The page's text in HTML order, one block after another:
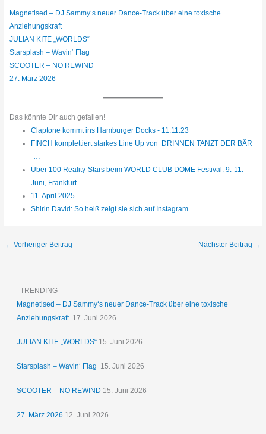
Magnetised – DJ Sammy‘s neuer Dance-Track über eine toxische
Anziehungskraft
JULIAN KITE „WORLDS“
Starsplash – Wavin‘ Flag
SCOOTER – NO REWIND
27. März 2026
Das könnte Dir auch gefallen!
Claptone kommt ins Hamburger Docks - 11.11.23
FINCH komplettiert starkes Line Up von DRINNEN TANZT DER BÄR
-…
Über 100 Reality-Stars beim WORLD CLUB DOME Festival: 9.-11.
Juni, Frankfurt
11. April 2025
Shirin David: So heiß zeigt sie sich auf Instagram
← Vorheriger Beitrag Nächster Beitrag →
TRENDING
Magnetised – DJ Sammy‘s neuer Dance-Track über eine toxische
Anziehungskraft 17. Juni 2026
JULIAN KITE „WORLDS“ 15. Juni 2026
Starsplash – Wavin‘ Flag 15. Juni 2026
SCOOTER – NO REWIND 15. Juni 2026
27. März 2026 12. Juni 2026